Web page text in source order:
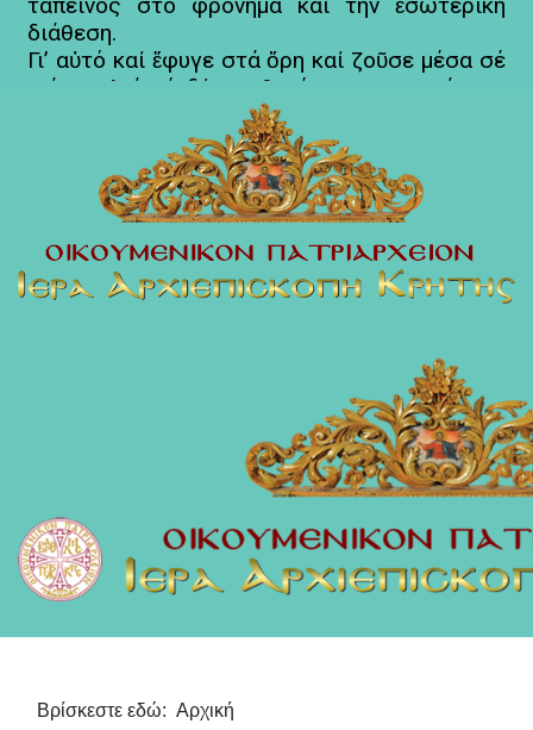
Βρίσκεστε εδώ: Αρχική